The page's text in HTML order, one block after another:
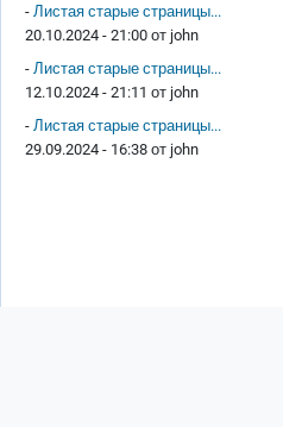
- Листая старые страницы...
20.10.2024 - 21:00 от john
- Листая старые страницы...
12.10.2024 - 21:11 от john
- Листая старые страницы...
29.09.2024 - 16:38 от john